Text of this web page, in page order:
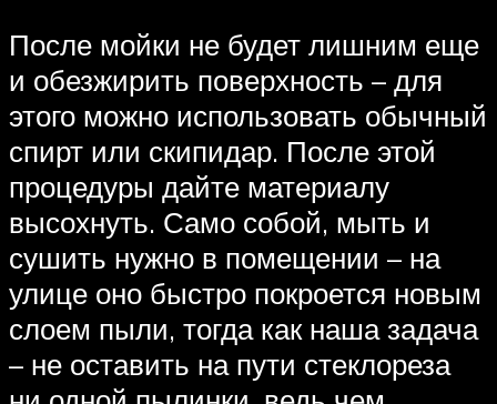
После мойки не будет лишним еще
и обезжирить поверхность – для
этого можно использовать обычный
спирт или скипидар. После этой
процедуры дайте материалу
высохнуть. Само собой, мыть и
сушить нужно в помещении – на
улице оно быстро покроется новым
слоем пыли, тогда как наша задача
– не оставить на пути стеклореза